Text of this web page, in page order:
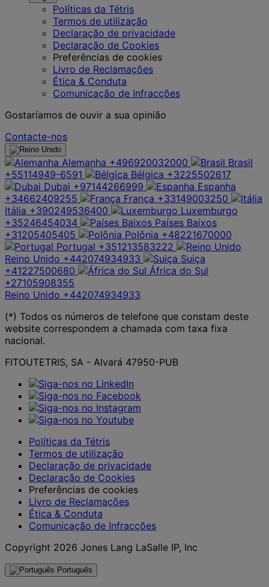
Políticas da Tétris
Termos de utilização
Declaração de privacidade
Declaração de Cookies
Preferências de cookies
Livro de Reclamações
Ética & Conduta
Comunicação de Infracções
Gostaríamos de ouvir a sua opinião
Contacte-nos
Alemanha +496920032000
Brasil
+55114949-6591
Bélgica +3225502617
Dubai +97144266999
Espanha
+34662409255
França +33149003250
Itália +390249536400
Luxemburgo
+35246454034
Países Baixos
+31205405405
Polônia +48221670000
Portugal +351213583222
Reino Unido +442074934933
Suiça
+41227500680
África do Sul
+27105908355
Reino Unido +442074934933
(*) Todos os números de telefone que constam deste
website correspondem a chamada com taxa fixa
nacional.
FITOUTETRIS, SA - Alvará 47950-PUB
Políticas da Tétris
Termos de utilização
Declaração de privacidade
Declaração de Cookies
Preferências de cookies
Livro de Reclamações
Ética & Conduta
Comunicação de Infracções
Copyright 2026 Jones Lang LaSalle IP, Inc
Português